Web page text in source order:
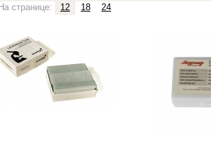
На странице: 12 18 24